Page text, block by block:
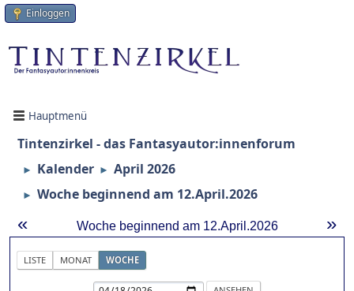
Einloggen
Hauptmenü
Tintenzirkel - das Fantasyautor:innenforum
► Kalender ► April 2026
► Woche beginnend am 12.April.2026
« »
Woche beginnend am 12.April.2026
LISTE MONAT WOCHE